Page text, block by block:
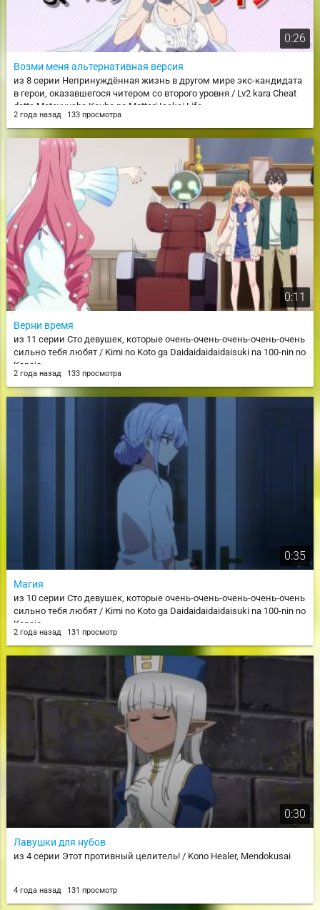
0:26
Возми меня альтернативная версия
из 8 серии Непринуждённая жизнь в другом мире экс-кандидата
в герои, оказавшегося читером со второго уровня / Lv2 kara Cheat
datta Motoyuusha Kouho no Mattari Isekai Life
2 года назад 133 просмотра
0:11
Верни время
из 11 серии Сто девушек, которые очень-очень-очень-очень-очень
сильно тебя любят / Kimi no Koto ga Daidaidaidaidaisuki na 100-nin no
Kanojo
2 года назад 133 просмотра
0:35
Магия
из 10 серии Сто девушек, которые очень-очень-очень-очень-очень
сильно тебя любят / Kimi no Koto ga Daidaidaidaidaisuki na 100-nin no
Kanojo
2 года назад 131 просмотр
0:30
Лавушки для нубов
из 4 серии Этот противный целитель! / Kono Healer, Mendokusai
4 года назад 131 просмотр